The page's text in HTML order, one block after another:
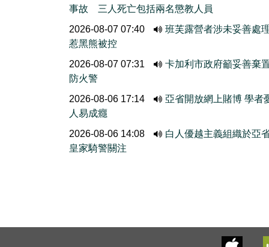
事故 三人死亡包括兩名懲教人員
2026-08-07 07:40
班芙露營者涉未妥善處
惹黑熊被控
2026-08-07 07:31
卡加利市政府籲妥善棄
防火警
2026-08-06 17:14
亞省開放網上賭博 學者
人易成癮
2026-08-06 14:08
白人優越主義組織於亞
皇家騎警關注